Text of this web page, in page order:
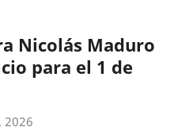
Nicolás Maduro
para el 1 de
2026